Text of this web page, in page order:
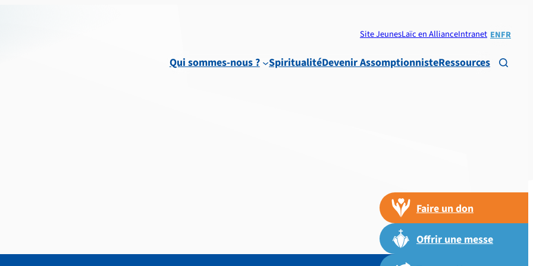
Site JeunesLaïc en AllianceIntranet ENFR
Qui sommes-nous ? SpiritualitéDevenir AssomptionnisteRessources 
Faire un don
Offrir une messe